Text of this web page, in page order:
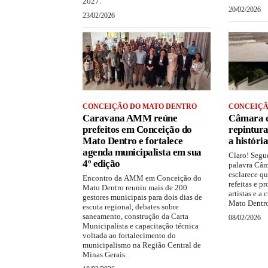
23/02/2026
20/02/2026
CONCEIÇÃO DO MATO DENTRO
Caravana AMM reúne
prefeitos em Conceição do
Mato Dentro e fortalece
agenda municipalista em sua
4º edição
Encontro da AMM em Conceição do
Mato Dentro reuniu mais de 200
gestores municipais para dois dias de
escuta regional, debates sobre
saneamento, construção da Carta
Municipalista e capacitação técnica
voltada ao fortalecimento do
municipalismo na Região Central de
Minas Gerais.
Câmara
a
Claro!
palavra
esclarece
refeitas e
artistas e a
Mato
08/02/2026